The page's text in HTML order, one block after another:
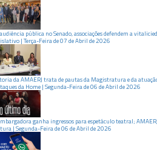
pública no Senado, associações defendem a
| Terça-Feirade07 deAbril de2026
da AMAERJ trata de pautas da Magistratura e da
da Home| Segunda-Feirade06 deAbril de2026
ganha ingressos para espetáculo teatral;
| Segunda-Feirade06 deAbril de2026